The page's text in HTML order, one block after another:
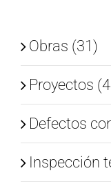
Obras (31)
Proyectos
Defectos
Inspección